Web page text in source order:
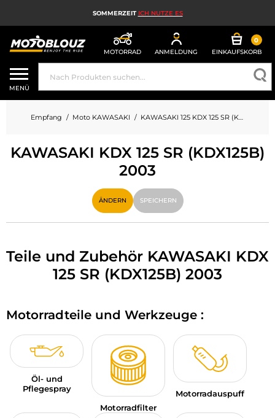
SOMMERZEIT ICH NUTZE ES
MOTORRAD ANMELDUNG
0
EINKAUFSKORB
MOTORRADHELM
MOTORRADAUSRÜSTUNG FÜR HERREN
MOTORRADAUSRÜSTUNG FÜR DAMEN
MX, ENDURO UND TRAIL
HIGH-TECH-MOTORRAD
MOTORRAD-AIRBAG
MOTORRADZUBEHÖR
SPORTBEKLEIDUNG
SPEZIELLE ANGEBOTE UND SONDERAKTIONEN
GESCHENKKARTEN
DE | EUR € — ÄNDERN
MENÜ
Empfang Moto KAWASAKI KAWASAKI 125 KDX 125 SR (KDX125B)
KAWASAKI KDX 125 SR (KDX125B)
2003
ÄNDERN SPEICHERN
Teile und Zubehör KAWASAKI KDX
125 SR (KDX125B) 2003
Motorradteile und Werkzeuge :
Öl- und
Pflegespray
Motorradfilter
Motorradauspuff